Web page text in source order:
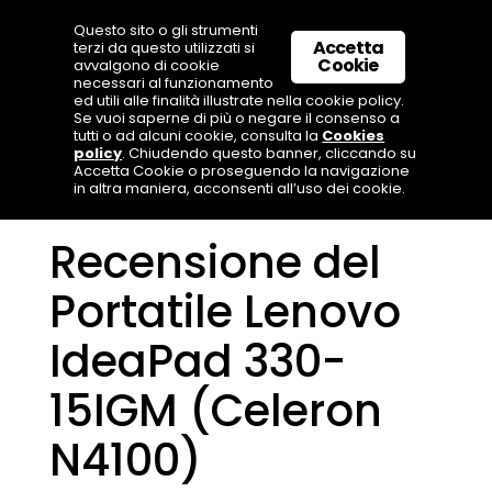
Recensione del
Portatile Lenovo
IdeaPad 330-
15IGM (Celeron
N4100)
Accetta
Cookie
Questo sito o gli strumenti
terzi da questo utilizzati si
avvalgono di cookie
necessari al funzionamento
ed utili alle finalità illustrate nella cookie policy.
Se vuoi saperne di più o negare il consenso a
tutti o ad alcuni cookie, consulta la Cookies
policy. Chiudendo questo banner, cliccando su
Accetta Cookie o proseguendo la navigazione
in altra maniera, acconsenti all’uso dei cookie.